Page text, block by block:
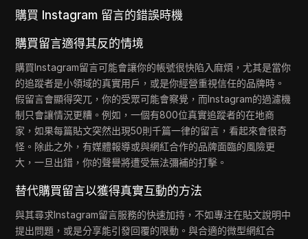
購買 Instagram 留言的錯誤時機
購買留言適得其反的情境
購買Instagram留言可能會讓你的帳號很快陷入麻煩，尤其是當你
的追蹤者是小領域的真實用戶，或是你經營重視信任的品牌時。
假留言會顯得突兀，你的受眾可能會察覺，而Instagram的過濾機
制只會讓情況更糟。例如，一個有800位真實追蹤者的在地商
家，如果每篇貼文突然出現50則千篇一律的留言，看起來會很奇
怪。除此之外，有媒體報導或與網紅合作的品牌面臨的風險更
大，一旦出錯，你的聲譽將遭受無法彌補的打擊。
替代購買留言以獲得真實互動的方法
與其尋求Instagram留言服務的快速加持，不如專注在貼文說明中
提出問題，或是分享能引發回覆的限動。與合適的微型網紅合